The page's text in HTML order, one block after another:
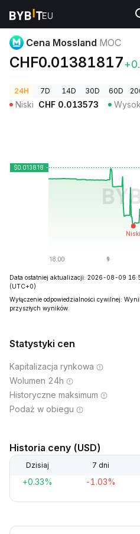
Ceny kryptowalut Cena Mossland
Cena Mossland MOC
CHF0.01381817
24H 7D 14D 30D 60D
Niski CHF 0.013573
Data ostatniej aktualizacji: 2026-08-09
(UTC+0)
Wyłączenie odpowiedzialności cywilnej:
przyszłych wyników.
Statystyki cen
Kapitalizacja rynkowa
Wolumen 24h
Historyczne maksimum
Podaż w obiegu
Historia ceny (USD)
Dzisiaj 7 dni
+0.33% -1.03%